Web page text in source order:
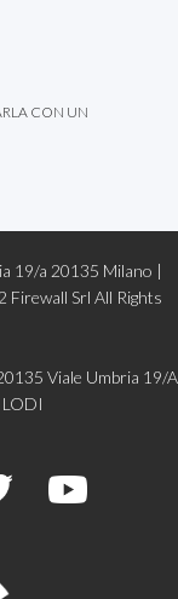
CON UN
19/a 20135 Milano |
Firewall Srl All Rights
Viale Umbria 19/A